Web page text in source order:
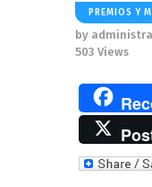
PREMIOS Y
by
503 Views